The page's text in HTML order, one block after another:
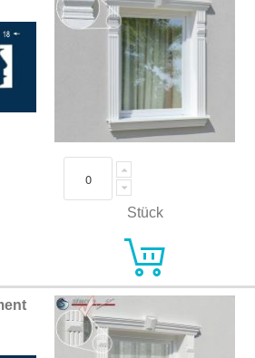
Stück